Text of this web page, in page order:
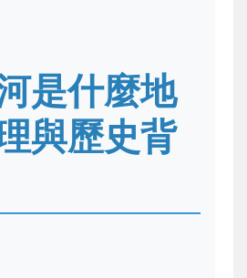
是什麼地
與歷史背